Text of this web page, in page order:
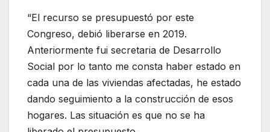
“El recurso se presupuestó por este
Congreso, debió liberarse en 2019.
Anteriormente fui secretaria de Desarrollo
Social por lo tanto me consta haber estado en
cada una de las viviendas afectadas, he estado
dando seguimiento a la construcción de esos
hogares. Las situación es que no se ha